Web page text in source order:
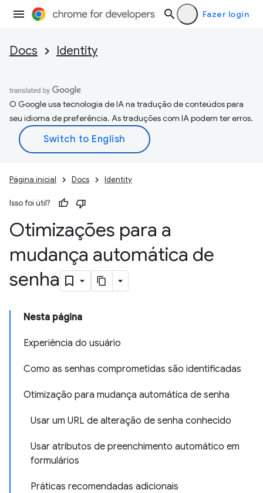
Fazer login
Docs Identity
O Google usa tecnologia de IA na tradução de conteúdos para
seu idioma de preferência. As traduções com IA podem ter erros.
Página inicial Docs Identity
Isso foi útil?
Otimizações para a
mudança automática de
senha
Nesta página
Experiência do usuário
Como as senhas comprometidas são identificadas
Otimização para mudança automática de senha
Usar um URL de alteração de senha conhecido
Usar atributos de preenchimento automático em
formulários
Práticas recomendadas adicionais